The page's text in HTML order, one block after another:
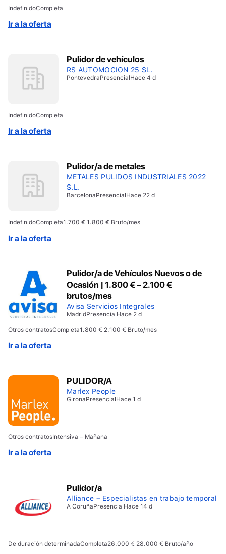
IndefinidoCompleta
Ir a la oferta
Pulidor de vehículos
RS AUTOMOCION 25 SL.
PontevedraPresencialHace 4 d
IndefinidoCompleta
Ir a la oferta
Pulidor/a de metales
METALES PULIDOS INDUSTRIALES 2022
S.L.
BarcelonaPresencialHace 22 d
IndefinidoCompleta1.700 € 1.800 € Bruto/mes
Ir a la oferta
Pulidor/a de Vehículos Nuevos o de
Ocasión | 1.800 € – 2.100 €
brutos/mes
Avisa Servicios Integrales
MadridPresencialHace 2 d
Otros contratosCompleta1.800 € 2.100 € Bruto/mes
Ir a la oferta
PULIDOR/A
Marlex People
GironaPresencialHace 1 d
Otros contratosIntensiva – Mañana
Ir a la oferta
Pulidor/a
Alliance – Especialistas en trabajo temporal
A CoruñaPresencialHace 14 d
De duración determinadaCompleta26.000 € 28.000 € Bruto/año